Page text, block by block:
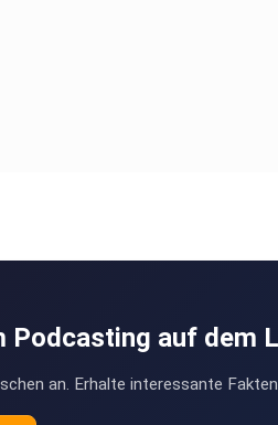
Podcasting auf dem
an. Erhalte interessante